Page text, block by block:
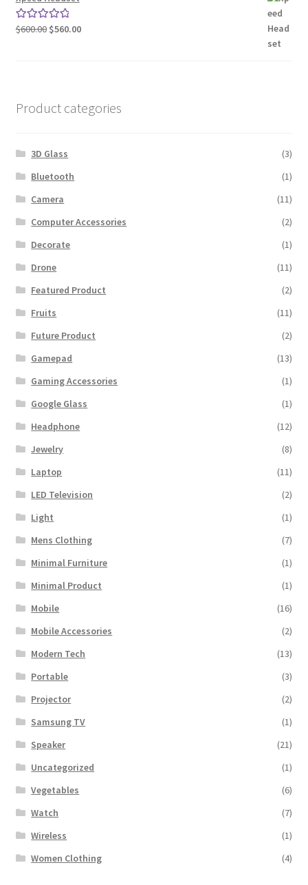
Rated5.00
$600.00 Original
$560.00Current
Product categories
3D Glass
(3)
Bluetooth
(1)
Camera
(11)
Computer Accessories
(2)
Decorate
(1)
Drone
(11)
Featured Product
(2)
Fruits
(11)
Future Product
(2)
Gamepad
(13)
Gaming Accessories
(1)
Google Glass
(1)
Headphone
(12)
Jewelry
(8)
Laptop
(11)
LED Television
(2)
Light
(1)
Mens Clothing
(7)
Minimal Furniture
(1)
Minimal Product
(1)
Mobile
(16)
Mobile Accessories
(2)
Modern Tech
(13)
Portable
(3)
Projector
(2)
Samsung TV
(1)
Speaker
(21)
Uncategorized
(1)
Vegetables
(6)
Watch
(7)
Wireless
(1)
Women Clothing
(4)